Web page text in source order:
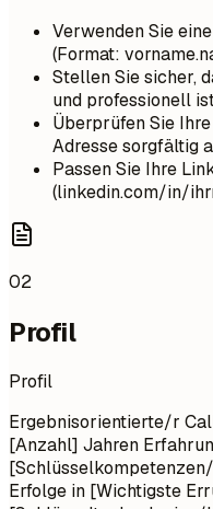
Verwenden Sie
(Format:
Stellen Sie sicher,
und professionell
Überprüfen Sie
Adresse sorgfältig
Passen Sie Ihre
(linkedin.com/in/
02
Profil
Profil
Ergebnisorientierte/r
[Anzahl] Jahren
Erfolge in [Wichtigste